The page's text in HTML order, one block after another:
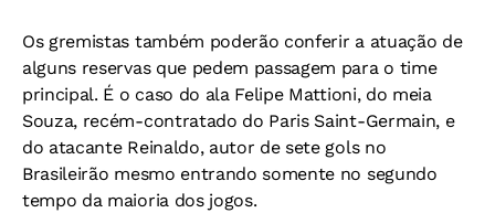
Os gremistas também poderão conferir a atuação de
alguns reservas que pedem passagem para o time
principal. É o caso do ala Felipe Mattioni, do meia
Souza, recém-contratado do Paris Saint-Germain, e
do atacante Reinaldo, autor de sete gols no
Brasileirão mesmo entrando somente no segundo
tempo da maioria dos jogos.